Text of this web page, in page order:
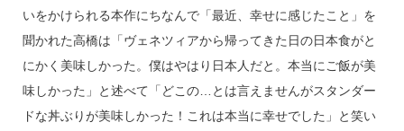
いをかけられる本作にちなんで「最近、幸せに感じたこと」を
聞かれた高橋は「ヴェネツィアから帰ってきた日の日本食がと
にかく美味しかった。僕はやはり日本人だと。本当にご飯が美
味しかった」と述べて「どこの…とは言えませんがスタンダー
ドな丼ぶりが美味しかった！これは本当に幸せでした」と笑い